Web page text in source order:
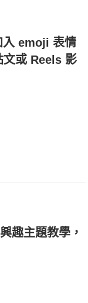
入 emoji 表情
或 Reels 影
趣主題教學，